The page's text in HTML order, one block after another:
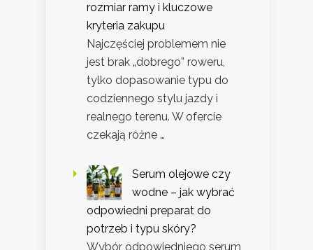
rozmiar ramy i kluczowe
kryteria zakupu
Najczęściej problemem nie
jest brak „dobrego” roweru,
tylko dopasowanie typu do
codziennego stylu jazdy i
realnego terenu. W ofercie
czekają różne …
Serum olejowe czy
wodne – jak wybrać
odpowiedni preparat do
potrzeb i typu skóry?
Wybór odpowiedniego serum